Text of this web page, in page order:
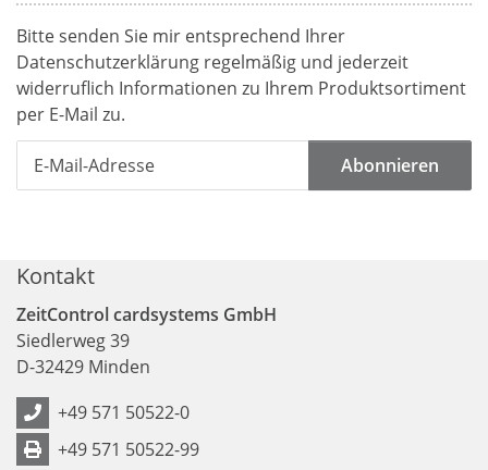
Bitte senden Sie mir entsprechend Ihrer
Datenschutzerklärung regelmäßig und jederzeit
widerruflich Informationen zu Ihrem Produktsortiment
per E-Mail zu.
Abonnieren
Kontakt
ZeitControl cardsystems GmbH
Siedlerweg 39
D-32429 Minden
+49 571 50522-0
+49 571 50522-99